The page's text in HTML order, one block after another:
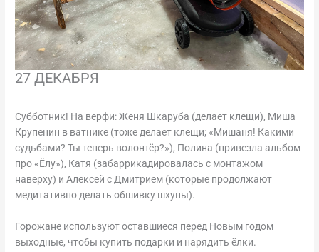
27 ДЕКАБРЯ
Субботник! На верфи: Женя Шкаруба (делает клещи), Миша
Крупенин в ватнике (тоже делает клещи; «Мишаня! Какими
судьбами? Ты теперь волонтёр?»), Полина (привезла альбом
про «Ёлу»), Катя (забаррикадировалась с монтажом
наверху) и Алексей с Дмитрием (которые продолжают
медитативно делать обшивку шхуны).
Горожане используют оставшиеся перед Новым годом
выходные, чтобы купить подарки и нарядить ёлки.